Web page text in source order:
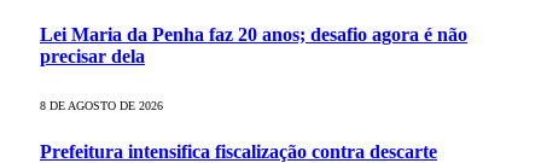
Lei Maria da Penha faz 20 anos; desafio agora é não
precisar dela
8 DE AGOSTO DE 2026
Prefeitura intensifica fiscalização contra descarte